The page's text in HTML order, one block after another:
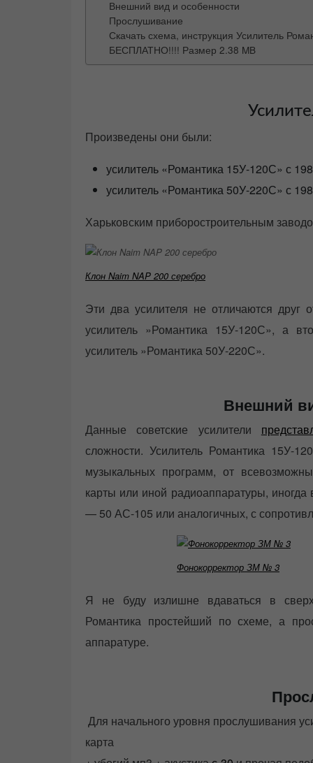
Внешний вид и особенности
Прослушивание
Скачать схема, инструкция Усилитель
БЕСПЛАТНО!!!! Размер 2.38 MB
Произведены они были:
усилитель «Романтика 15У-120С» с
усилитель «Романтика 50У-220С» с
Харьковским приборостроительным
Клон Naim NAP 200 серебро
Эти два усилителя не отличаются
усилитель »Романтика 15У-120С», а
усилитель »Романтика 50У-220С».
Внешний
Данные советские усилители
сложности. Усилитель Романтика 15У-
музыкальных программ, от
карты или иной радиоаппаратуры,
— 50 АС-105 или аналогичных, с
Фонокорректор ЗМ № 3
Я не буду излишне вдаваться в сверх-
Романтика простейший по схеме, а
аппаратуре.
Для начального уровня прослушивания
карта